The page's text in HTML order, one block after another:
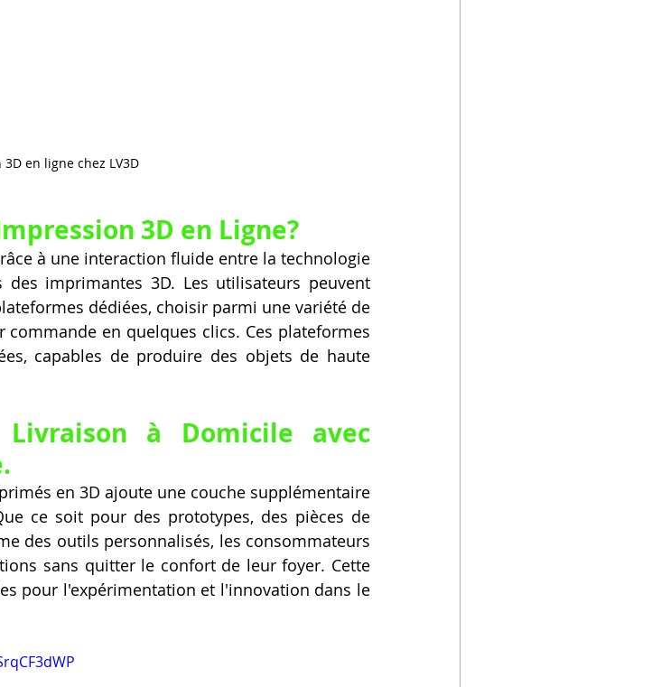
en ligne chez LV3D
3D en Ligne?
à une interaction fluide entre la technologie
imprimantes 3D. Les utilisateurs peuvent
dédiées, choisir parmi une variété de
en quelques clics. Ces plateformes
capables de produire des objets de haute
à Domicile avec
en 3D ajoute une couche supplémentaire
ce soit pour des prototypes, des pièces de
des outils personnalisés, les consommateurs
sans quitter le confort de leur foyer. Cette
pour l'expérimentation et l'innovation dans le